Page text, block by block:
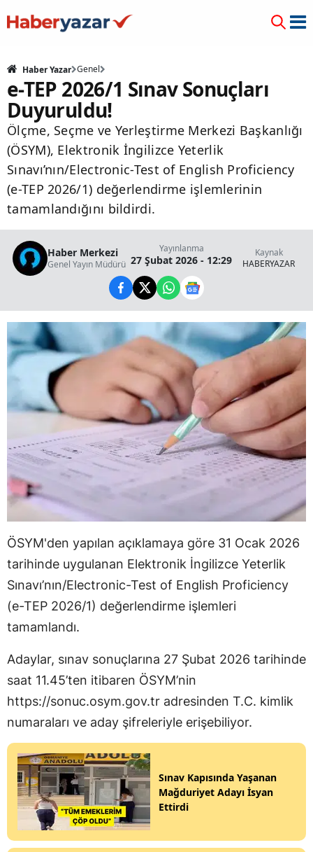
Haber Yazar Genel
e-TEP 2026/1 Sınav Sonuçları
Duyuruldu!
Ölçme, Seçme ve Yerleştirme Merkezi Başkanlığı
(ÖSYM), Elektronik İngilizce Yeterlik
Sınavı’nın/Electronic-Test of English Proficiency
(e-TEP 2026/1) değerlendirme işlemlerinin
tamamlandığını bildirdi.
Haber Merkezi
Genel Yayın Müdürü
Yayınlanma
27 Şubat 2026 - 12:29
Kaynak
HABERYAZAR
ÖSYM'den yapılan açıklamaya göre 31 Ocak 2026
tarihinde uygulanan Elektronik İngilizce Yeterlik
Sınavı’nın/Electronic-Test of English Proficiency
(e-TEP 2026/1) değerlendirme işlemleri
tamamlandı.
Adaylar, sınav sonuçlarına 27 Şubat 2026 tarihinde
saat 11.45’ten itibaren ÖSYM’nin
https://sonuc.osym.gov.tr adresinden T.C. kimlik
numaraları ve aday şifreleriyle erişebiliyor.
Sınav Kapısında Yaşanan
Mağduriyet Adayı İsyan
Ettirdi